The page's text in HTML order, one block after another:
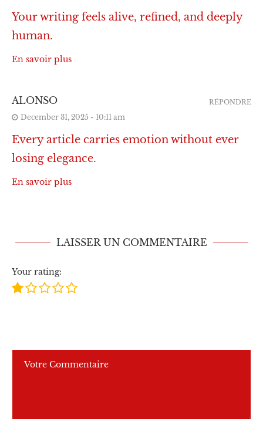
Your writing feels alive, refined, and deeply
human.
En savoir plus
ALONSO
December 31, 2025 - 10:11 am
Every article carries emotion without ever
losing elegance.
En savoir plus
RÉPONDRE
LAISSER UN COMMENTAIRE
Your rating: